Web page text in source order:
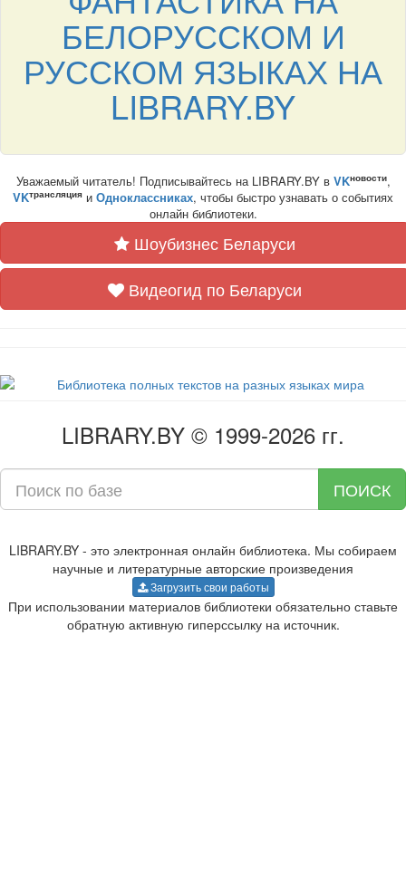
БЕЛОРУССКОМ И
РУССКОМ ЯЗЫКАХ НА
LIBRARY.BY
Уважаемый читатель! Подписывайтесь на LIBRARY.BY в VKновости,
VKтрансляция и Одноклассниках, чтобы быстро узнавать о событиях
онлайн библиотеки.
Шоубизнес Беларуси
Видеогид по Беларуси
LIBRARY.BY © 1999-2026 гг.
ПОИСК
LIBRARY.BY - это электронная онлайн библиотека. Мы собираем
научные и литературные авторские произведения
Загрузить свои работы
При использовании материалов библиотеки обязательно ставьте
обратную активную гиперссылку на источник.